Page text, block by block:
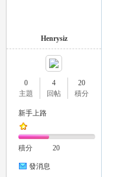
Henrysiz
0
主題
4
回帖
20
積分
新手上路
積分 20
發消息